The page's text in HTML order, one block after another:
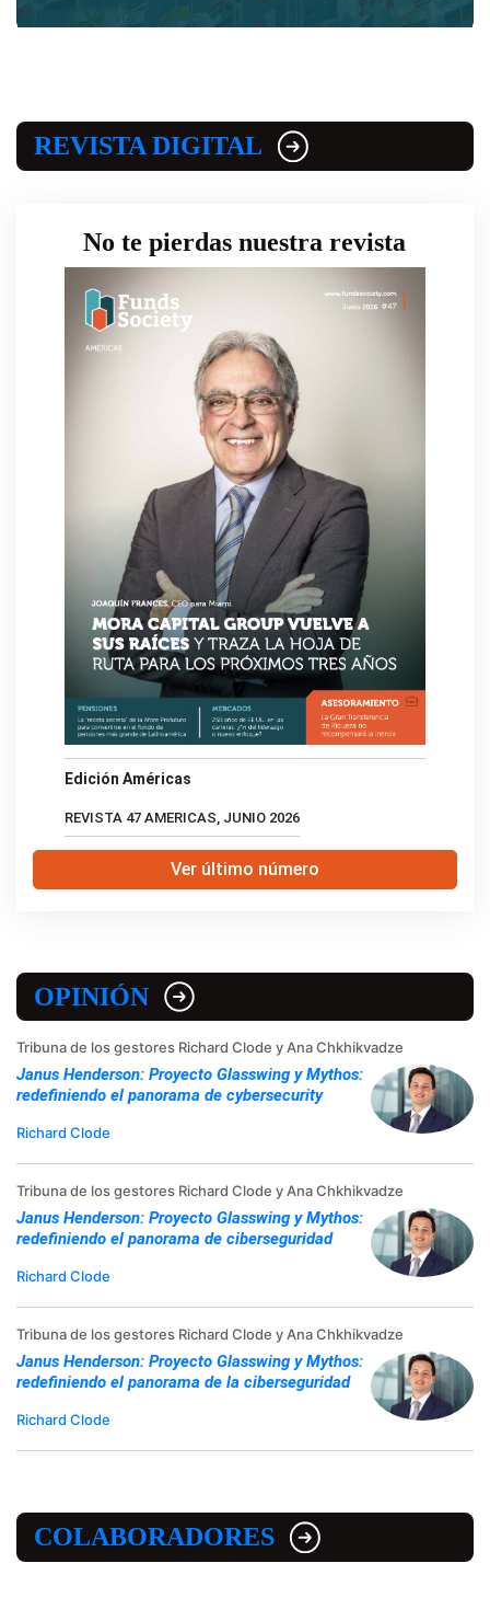
REVISTA DIGITAL
No te pierdas nuestra revista
Edición Américas
REVISTA 47 AMERICAS, JUNIO 2026
Ver último número
OPINIÓN
Tribuna de los gestores Richard Clode y Ana Chkhikvadze
Janus Henderson: Proyecto Glasswing y Mythos:
redefiniendo el panorama de cybersecurity
Richard Clode
Tribuna de los gestores Richard Clode y Ana Chkhikvadze
Janus Henderson: Proyecto Glasswing y Mythos:
redefiniendo el panorama de ciberseguridad
Richard Clode
Tribuna de los gestores Richard Clode y Ana Chkhikvadze
Janus Henderson: Proyecto Glasswing y Mythos:
redefiniendo el panorama de la ciberseguridad
Richard Clode
COLABORADORES